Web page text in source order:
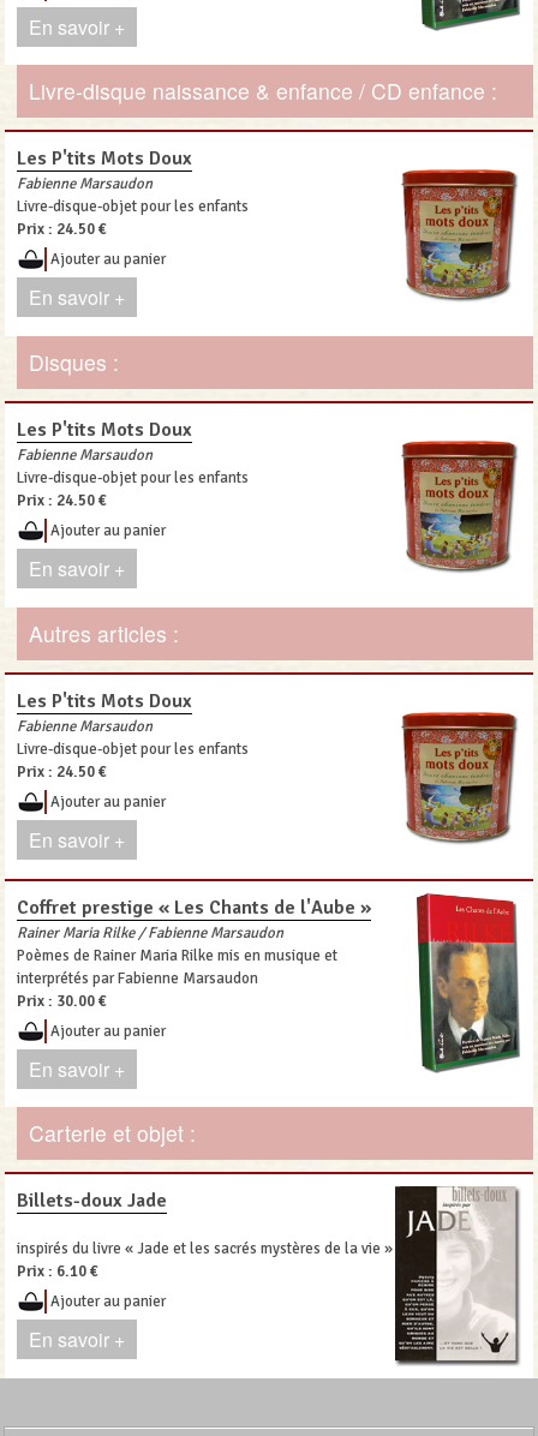
En savoir +
Livre-disque naissance & enfance / CD enfance :
Les P'tits Mots Doux
Fabienne Marsaudon
Livre-disque-objet pour les enfants
Prix : 24.50 €
Ajouter au panier
En savoir +
Disques :
Les P'tits Mots Doux
Fabienne Marsaudon
Livre-disque-objet pour les enfants
Prix : 24.50 €
Ajouter au panier
En savoir +
Autres articles :
Les P'tits Mots Doux
Fabienne Marsaudon
Livre-disque-objet pour les enfants
Prix : 24.50 €
Ajouter au panier
En savoir +
Coffret prestige « Les Chants de l'Aube »
Rainer Maria Rilke / Fabienne Marsaudon
Poèmes de Rainer Maria Rilke mis en musique et
interprétés par Fabienne Marsaudon
Prix : 30.00 €
Ajouter au panier
En savoir +
Carterie et objet :
Billets-doux Jade
inspirés du livre « Jade et les sacrés mystères de la vie »
Prix : 6.10 €
Ajouter au panier
En savoir +